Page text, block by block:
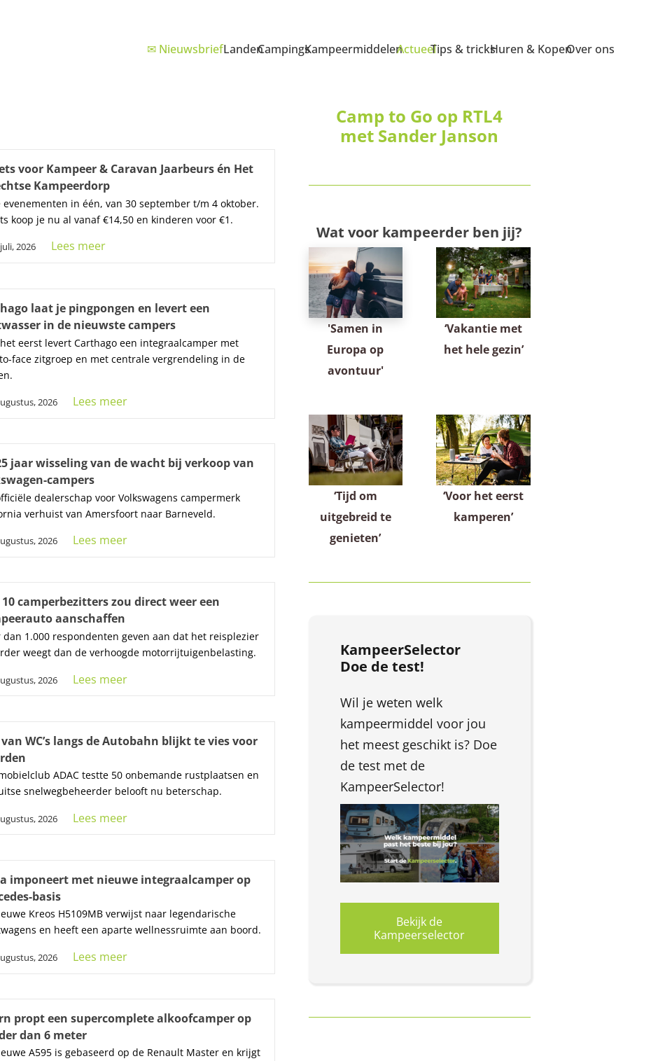
✉ NieuwsbriefLandenCampingsKampeermiddelenActueelTips & tricksHuren & KopenOver ons
voor Kampeer & Caravan Jaarbeurs én Het
Kampeerdorp
evenementen in één, van 30 september t/m 4 oktober.
koop je nu al vanaf €14,50 en kinderen voor €1.
2026 Lees meer
laat je pingpongen en levert een
in de nieuwste campers
eerst levert Carthago een integraalcamper met
face zitgroep en met centrale vergrendeling in de
2026 Lees meer
jaar wisseling van de wacht bij verkoop van
campers
dealerschap voor Volkswagens campermerk
verhuist van Amersfoort naar Barneveld.
2026 Lees meer
10 camperbezitters zou direct weer een
aanschaffen
dan 1.000 respondenten geven aan dat het reisplezier
weegt dan de verhoogde motorrijtuigenbelasting.
2026 Lees meer
van WC’s langs de Autobahn blijkt te vies voor
ADAC testte 50 onbemande rustplaatsen en
snelwegbeheerder belooft nu beterschap.
2026 Lees meer
imponeert met nieuwe integraalcamper op
basis
Kreos H5109MB verwijst naar legendarische
en heeft een aparte wellnessruimte aan boord.
2026 Lees meer
propt een supercomplete alkoofcamper op
dan 6 meter
A595 is gebaseerd op de Renault Master en krijgt
Camp to Go op RTL4
met Sander Janson
Wat voor kampeerder ben jij?
'Samen in
Europa op
avontuur'
‘Vakantie met
het hele gezin’
‘Tijd om
uitgebreid te
genieten’
‘Voor het eerst
kamperen’
KampeerSelector
Doe de test!
Wil je weten welk
kampeermiddel voor jou
het meest geschikt is? Doe
de test met de
KampeerSelector!
Bekijk de
Kampeerselector